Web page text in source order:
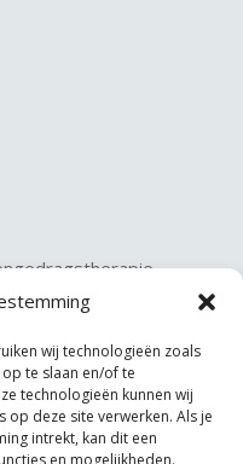
wij technologieën zoals
te slaan en/of te
technologieën kunnen wij
op deze site verwerken. Als je
intrekt, kan dit een
en mogelijkheden.